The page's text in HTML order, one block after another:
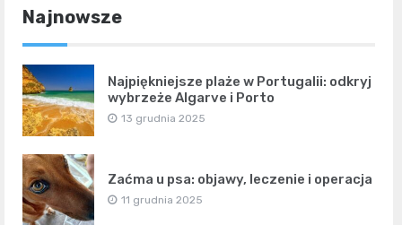
Najnowsze
Najpiękniejsze plaże w Portugalii: odkryj
wybrzeże Algarve i Porto
13 grudnia 2025
Zaćma u psa: objawy, leczenie i operacja
11 grudnia 2025